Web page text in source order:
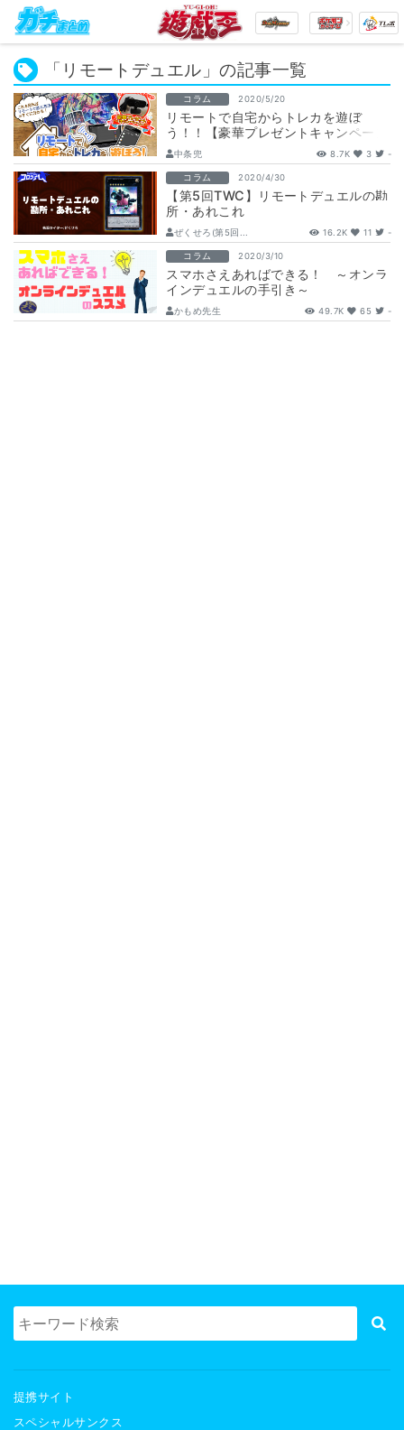
「リモートデュエル」の記事一覧
コラム 2020/5/20
リモートで自宅からトレカを遊ぼ
う！！【豪華プレゼントキャンペーン
実施中！】
中条兜 8.7K 3 -
コラム 2020/4/30
【第5回TWC】リモートデュエルの勘
所・あれこれ
ぜくせろ(第5回... 16.2K 11 -
コラム 2020/3/10
スマホさえあればできる！ ～オンラ
インデュエルの手引き～
かもめ先生 49.7K 65 -
提携サイト
スペシャルサンクス